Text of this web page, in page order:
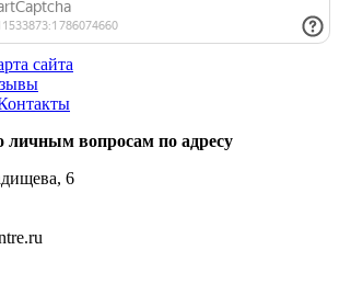
сайта
личным вопросам по адресу
6